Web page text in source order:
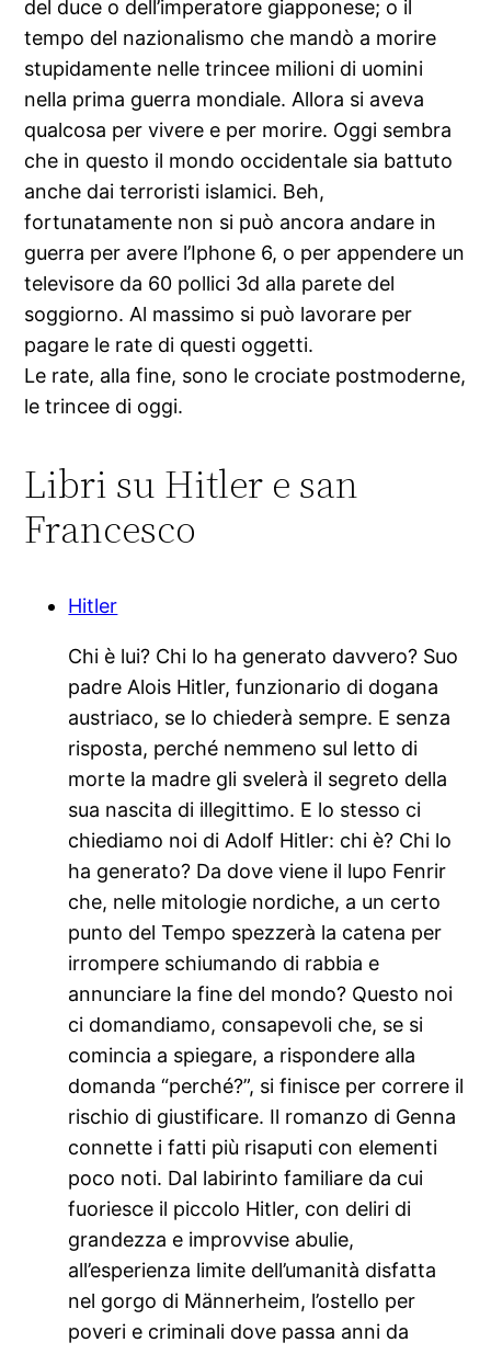
del duce o dell’imperatore giapponese; o il
tempo del nazionalismo che mandò a morire
stupidamente nelle trincee milioni di uomini
nella prima guerra mondiale. Allora si aveva
qualcosa per vivere e per morire. Oggi sembra
che in questo il mondo occidentale sia battuto
anche dai terroristi islamici. Beh,
fortunatamente non si può ancora andare in
guerra per avere l’Iphone 6, o per appendere un
televisore da 60 pollici 3d alla parete del
soggiorno. Al massimo si può lavorare per
pagare le rate di questi oggetti.
Le rate, alla fine, sono le crociate postmoderne,
le trincee di oggi.
Libri su Hitler e san
Francesco
Hitler
Chi è lui? Chi lo ha generato davvero? Suo
padre Alois Hitler, funzionario di dogana
austriaco, se lo chiederà sempre. E senza
risposta, perché nemmeno sul letto di
morte la madre gli svelerà il segreto della
sua nascita di illegittimo. E lo stesso ci
chiediamo noi di Adolf Hitler: chi è? Chi lo
ha generato? Da dove viene il lupo Fenrir
che, nelle mitologie nordiche, a un certo
punto del Tempo spezzerà la catena per
irrompere schiumando di rabbia e
annunciare la fine del mondo? Questo noi
ci domandiamo, consapevoli che, se si
comincia a spiegare, a rispondere alla
domanda “perché?”, si finisce per correre il
rischio di giustificare. Il romanzo di Genna
connette i fatti più risaputi con elementi
poco noti. Dal labirinto familiare da cui
fuoriesce il piccolo Hitler, con deliri di
grandezza e improvvise abulie,
all’esperienza limite dell’umanità disfatta
nel gorgo di Männerheim, l’ostello per
poveri e criminali dove passa anni da